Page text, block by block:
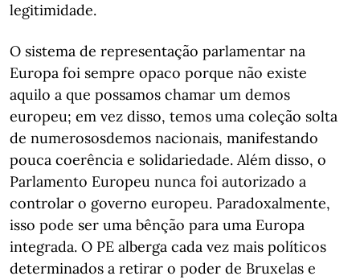
legitimidade.
O sistema de representação parlamentar na
Europa foi sempre opaco porque não existe
aquilo a que possamos chamar um demos
europeu; em vez disso, temos uma coleção solta
de numerososdemos nacionais, manifestando
pouca coerência e solidariedade. Além disso, o
Parlamento Europeu nunca foi autorizado a
controlar o governo europeu. Paradoxalmente,
isso pode ser uma bênção para uma Europa
integrada. O PE alberga cada vez mais políticos
determinados a retirar o poder de Bruxelas e